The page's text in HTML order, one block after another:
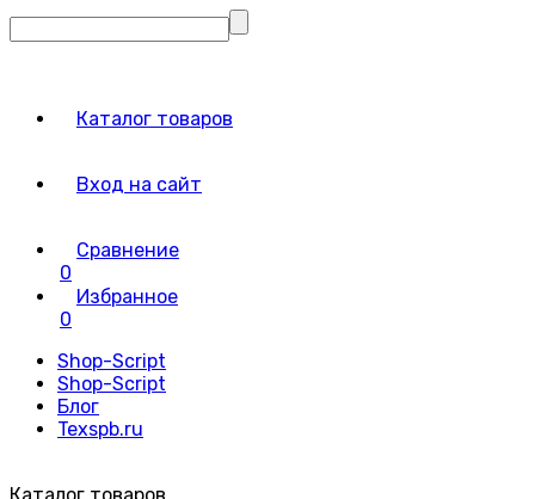
Каталог товаров
Вход на сайт
Сравнение
0
Избранное
0
Shop-Script
Shop-Script
Блог
Texspb.ru